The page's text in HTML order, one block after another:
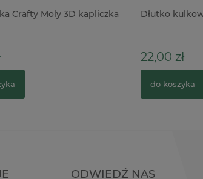
Crafty Moly 3D kapliczka Dłutko
22,00 zł
do koszyka
ODWIEDŹ NAS